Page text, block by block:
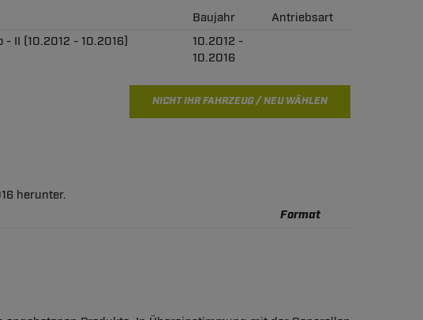
Baujahr
Antriebsart
- II (10.2012 - 10.2016)
10.2012 -
10.2016
NICHT IHR FAHRZEUG / NEU WÄHLEN
herunter.
Format